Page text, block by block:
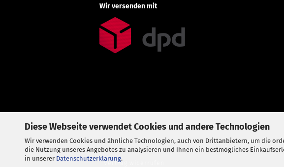
Diese Webseite verwendet Cookies und andere Technologien
Wir verwenden Cookies und ähnliche Technologien, auch von Drittanbietern, um die
die Nutzung unseres Angebotes zu analysieren und Ihnen ein bestmögliches
in unserer Datenschutzerklärung.
Wir versenden mit
Vertrag widerrufen